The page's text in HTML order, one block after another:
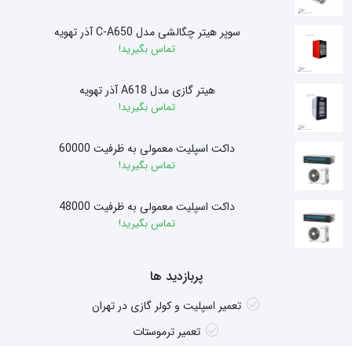
سوپر هیتر چگالشی مدل C-A650 آذر تهویه
تماس بگیرید!
هیتر گازی مدل A618 آذر تهویه
تماس بگیرید!
داکت اسپلیت معمولی به ظرفیت 60000
تماس بگیرید!
داکت اسپلیت معمولی به ظرفیت 48000
تماس بگیرید!
پربازدید ها
تعمیر اسپلیت و کولر گازی در تهران
تعمیر ترموستات